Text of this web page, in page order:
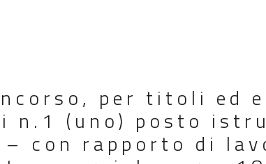
per titoli ed
n.1 (uno) posto
con rapporto di